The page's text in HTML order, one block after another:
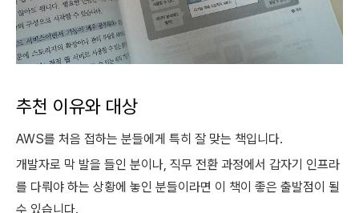
추천 이유와 대상
AWS를 처음 접하는 분들에게 특히 잘 맞는 책입니다.
개발자로 막 발을 들인 분이나, 직무 전환 과정에서 갑자기 인프라
를 다뤄야 하는 상황에 놓인 분들이라면 이 책이 좋은 출발점이 될
수 있습니다.